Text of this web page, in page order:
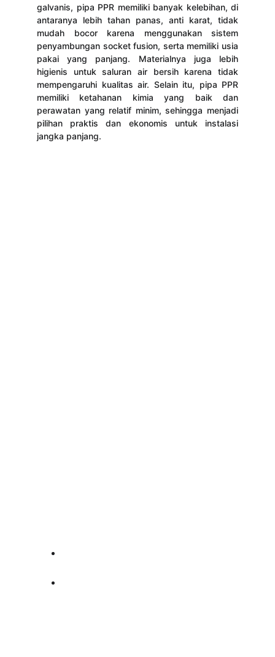
galvanis, pipa PPR memiliki banyak kelebihan, di
antaranya lebih tahan panas, anti karat, tidak
mudah bocor karena menggunakan sistem
penyambungan socket fusion, serta memiliki usia
pakai yang panjang. Materialnya juga lebih
higienis untuk saluran air bersih karena tidak
mempengaruhi kualitas air. Selain itu, pipa PPR
memiliki ketahanan kimia yang baik dan
perawatan yang relatif minim, sehingga menjadi
pilihan praktis dan ekonomis untuk instalasi
jangka panjang.